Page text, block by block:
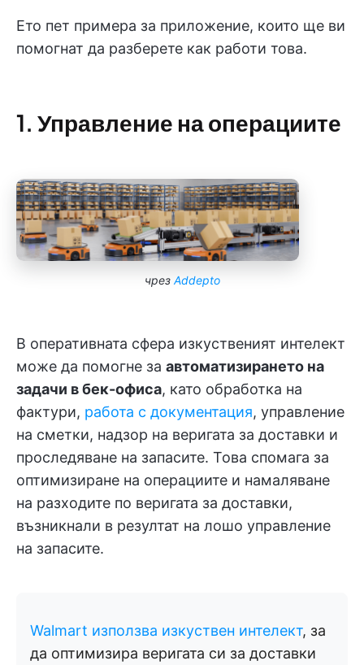
Ето пет примера за приложение, които ще ви
помогнат да разберете как работи това.
1. Управление на операциите
чрез Addepto
В оперативната сфера изкуственият интелект
може да помогне за автоматизирането на
задачи в бек-офиса, като обработка на
фактури, работа с документация, управление
на сметки, надзор на веригата за доставки и
проследяване на запасите. Това спомага за
оптимизиране на операциите и намаляване
на разходите по веригата за доставки,
възникнали в резултат на лошо управление
на запасите.
Walmart използва изкуствен интелект, за
да оптимизира веригата си за доставки